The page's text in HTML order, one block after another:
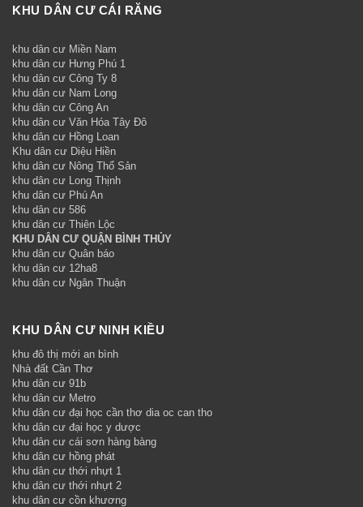
KHU DÂN CƯ CÁI RĂNG
khu dân cư Miền Nam
khu dân cư Hưng Phú 1
khu dân cư Công Ty 8
khu dân cư Nam Long
khu dân cư Công An
khu dân cư Văn Hóa Tây Đô
khu dân cư Hồng Loan
Khu dân cư Diệu Hiền
khu dân cư Nông Thổ Sản
khu dân cư Long Thịnh
khu dân cư Phú An
khu dân cư 586
khu dân cư Thiên Lộc
KHU DÂN CƯ QUẬN BÌNH THỦY
khu dân cư Quân báo
khu dân cư 12ha8
khu dân cư Ngân Thuận
KHU DÂN CƯ NINH KIỀU
khu đô thị mới an bình
Nhà đất Cần Thơ
khu dân cư 91b
khu dân cư Metro
khu dân cư đại học cần thơ dia oc can tho
khu dân cư đại học y dược
khu dân cư cái sơn hàng bàng
khu dân cư hồng phát
khu dân cư thới nhựt 1
khu dân cư thới nhựt 2
khu dân cư cồn khương